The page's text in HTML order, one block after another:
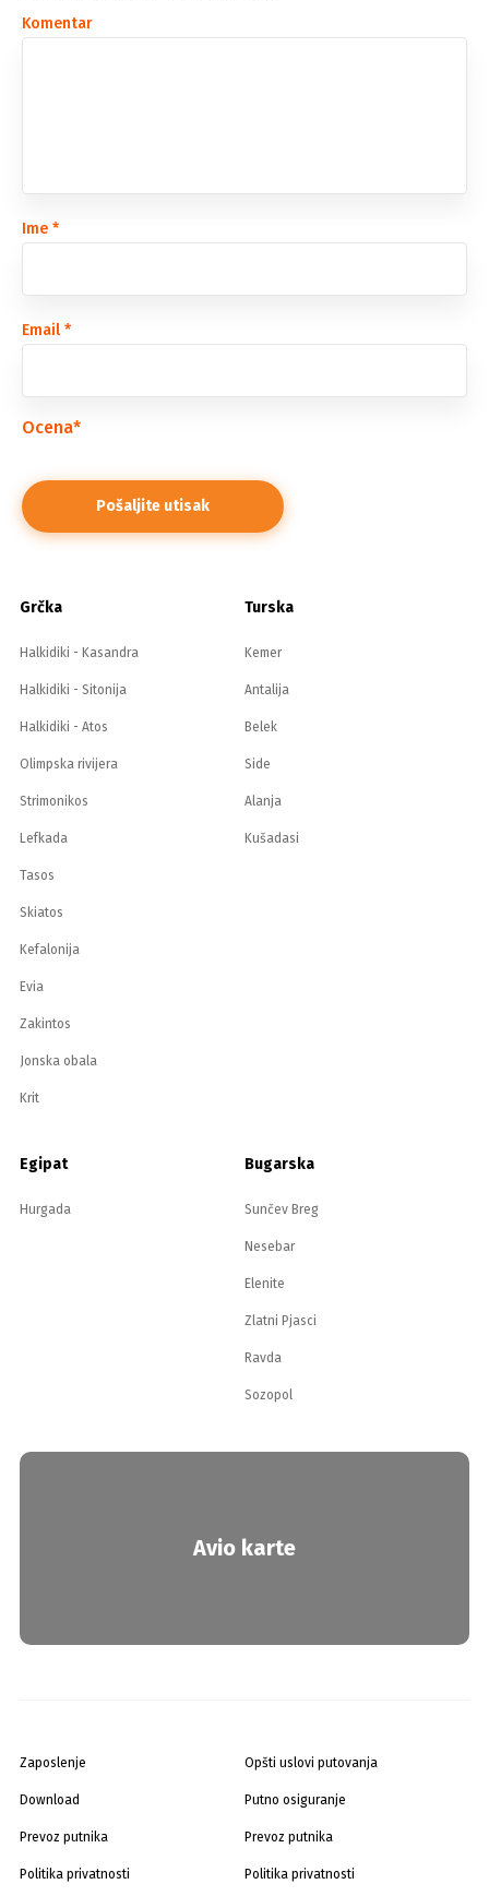
Komentar
Ime *
Email *
Ocena*
Grčka
Halkidiki - Kasandra
Halkidiki - Sitonija
Halkidiki - Atos
Olimpska rivijera
Strimonikos
Lefkada
Tasos
Skiatos
Kefalonija
Evia
Zakintos
Jonska obala
Krit
Turska
Kemer
Antalija
Belek
Side
Alanja
Kušadasi
Egipat
Hurgada
Bugarska
Sunčev Breg
Nesebar
Elenite
Zlatni Pjasci
Ravda
Sozopol
Avio karte
Zaposlenje
Download
Prevoz putnika
Politika privatnosti
Opšti uslovi putovanja
Putno osiguranje
Prevoz putnika
Politika privatnosti